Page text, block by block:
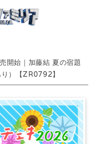
開始｜加藤結 夏の宿題
）【ZR0792】